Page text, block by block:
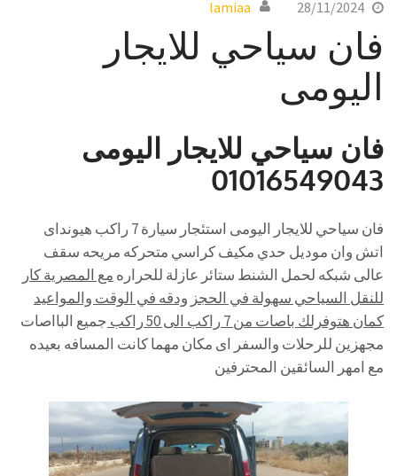
28/11/2024
lamiaa
فان سياحي للايجار
اليومى
فان سياحي للايجار اليومى
01016549043
فان سياحي للايجار اليومى استئجار سيارة 7 راكب هيونداى
اتش وان موديل حدي مكيف كراسي متحركه مريحه سقف
عالى شبكه لحمل الشنط ستائر عازلة للحراره مع المصرية كار
للنقل السياحي سهولة في الحجز ودقه في الوقت والمواعيد
كمان هتوفرلك باصات من 7 راكب الى 50 راكب
جميع البااصات
مجهزين للرحلات والسفر اى مكان مهما كانت المسافه بعيده
مع امهر السائقين المحترفين